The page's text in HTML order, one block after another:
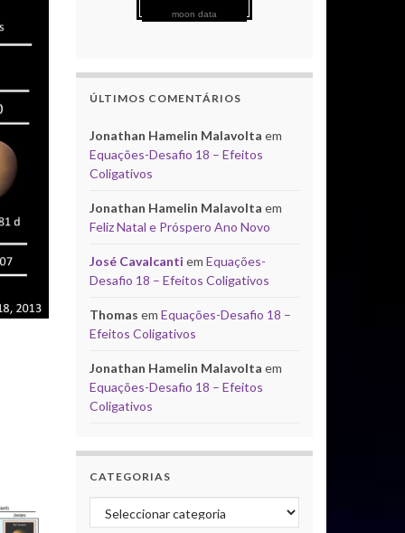
moon data
ÚLTIMOS COMENTÁRIOS
Jonathan Hamelin Malavolta em
Equações-Desafio 18 – Efeitos
Coligativos
Jonathan Hamelin Malavolta em
Feliz Natal e Próspero Ano Novo
José Cavalcanti em Equações-
Desafio 18 – Efeitos Coligativos
Thomas em Equações-Desafio 18 –
Efeitos Coligativos
Jonathan Hamelin Malavolta em
Equações-Desafio 18 – Efeitos
Coligativos
CATEGORIAS
Categorias